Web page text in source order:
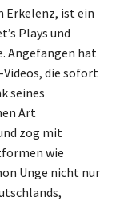
Erkelenz, ist ein
Plays und
Angefangen hat
die sofort
seines
Art
zog mit
wie
Unge nicht nur